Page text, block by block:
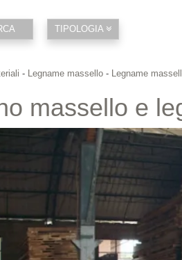
TIPOLOGIA
- Legname massello - Legname
massello e